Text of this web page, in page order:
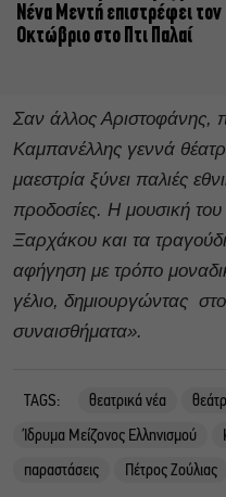
Νένα Μεντή επιστρέφει τον
Οκτώβριο στο Πτι Παλαί
Σαν άλλος Αριστοφάνης,
Καμπανέλλης γεννά
μαεστρία ξύνει παλιές
προδοσίες. Η μουσική
Ξαρχάκου και τα
αφήγηση με τρόπο
γέλιο, δημιουργώντας
συναισθήματα».
TAGS: θεατρικά νέα
Ίδρυμα Μείζονος Ελληνισμού
παραστάσεις
Πέτρος Ζούλιας